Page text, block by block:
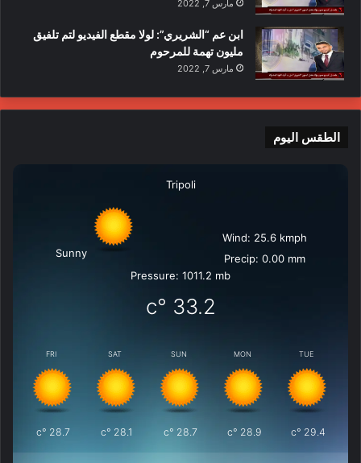
مارس 7, 2022
ابن عم “الشريري”: لولا مقطع الفيديو لتم تلفيق
مليون تهمة للمرحوم
مارس 7, 2022
الطقس اليوم
Tripoli
Sunny
Wind: 25.6 kmph
Precip: 0.00 mm
Pressure: 1011.2 mb
33.2
°c
FRI
28.7
°c
SAT
28.1
°c
SUN
28.7
°c
MON
28.9
°c
TUE
29.4
°c